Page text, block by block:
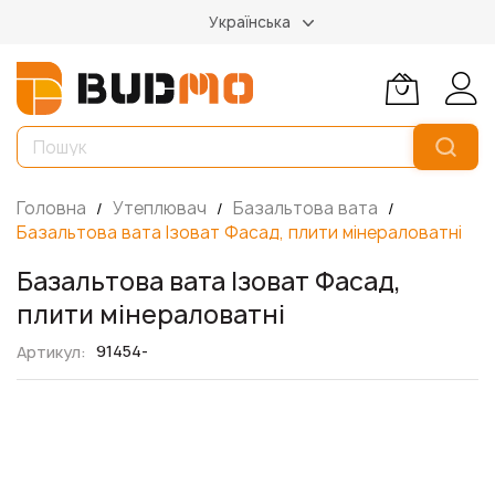
Українська
Головна Утеплювач
Базальтова вата
Базальтова вата Ізоват Фасад, плити мінераловатні
Базальтова вата Ізоват Фасад,
плити мінераловатні
Артикул 91454-